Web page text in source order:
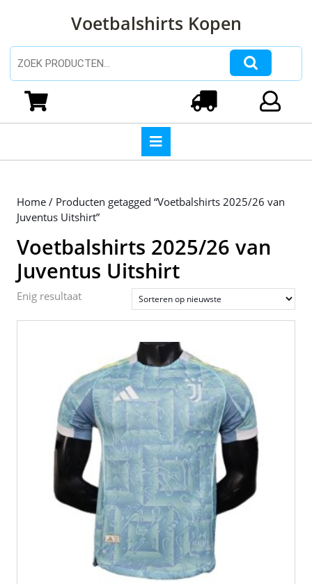
inhoud
Voetbalshirts Kopen
Zoeken naar:
Home / Producten getagged “Voetbalshirts 2025/26 van
Juventus Uitshirt”
Voetbalshirts 2025/26 van
Juventus Uitshirt
Enig resultaat